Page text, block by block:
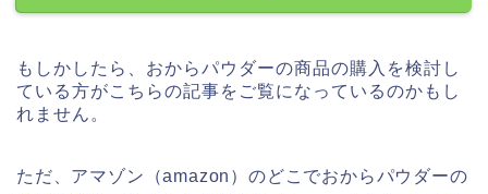
もしかしたら、おからパウダーの商品の購入を検討し
ている方がこちらの記事をご覧になっているのかもし
れません。
ただ、アマゾン（amazon）のどこでおからパウダーの